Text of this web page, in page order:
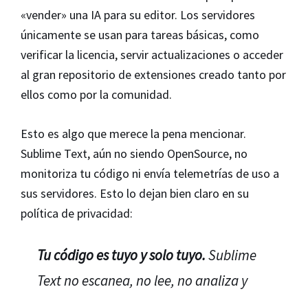
«vender» una IA para su editor. Los servidores
únicamente se usan para tareas básicas, como
verificar la licencia, servir actualizaciones o acceder
al gran repositorio de extensiones creado tanto por
ellos como por la comunidad.
Esto es algo que merece la pena mencionar.
Sublime Text, aún no siendo OpenSource, no
monitoriza tu código ni envía telemetrías de uso a
sus servidores. Esto lo dejan bien claro en su
política de privacidad:
Tu código es tuyo y solo tuyo.Sublime
Text no escanea, no lee, no analiza y